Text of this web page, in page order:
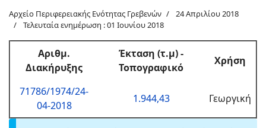
Αρχείο Περιφερειακής Ενότητας Γρεβενών
24 Απριλίου 2018
Τελευταία ενημέρωση : 01 Ιουνίου 2018
Αριθμ.
Διακήρυξης
Έκταση (τ.μ)-
Τοπογραφικό
Χρήση
71786/1974/24-
04-2018
1.944,43 Γεωργική